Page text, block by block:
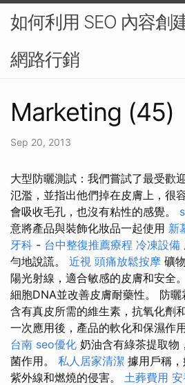
如何利用 SEO 內容創
網路行銷
Marketing (45)
Sep 20, 2013
大型防曬測試：我們嘗試了最受歡
氾濫，並指出他們掉在皮膚上，很
會吸收毛孔，也沒有粘性的感覺。
意將產品與裝飾化妝品一起使用 新
牙科 - 台中整復推薦療程 冷凍設備
勻地說謊。 近視 頭痛放鬆按摩 礦
陽光射線，適合敏感的皮膚和安全
細胞DNA並改善皮膚耐藥性。 防
含有真皮所需的維生素，抗氧化劑
一次應用後，產品的軟化和保濕作
台南 seo優化 奶油含有綠茶提取物
菌作用。 私人居家清潔 據用戶稱
紫外線和燃燒的侵害。 土葬費用